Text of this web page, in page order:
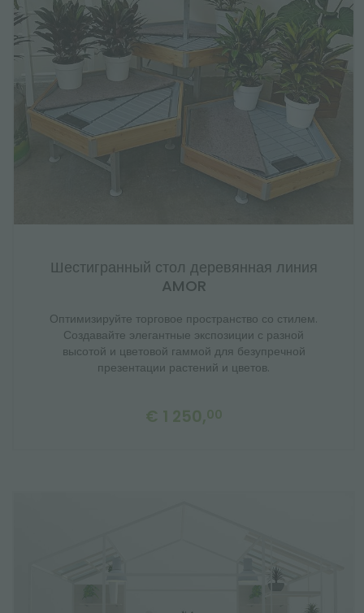
Шестигранный стол деревянная линия
AMOR
Оптимизируйте торговое пространство со стилем.
Создавайте элегантные экспозиции с разной
высотой и цветовой гаммой для безупречной
презентации растений и цветов.
€ 1 250,00